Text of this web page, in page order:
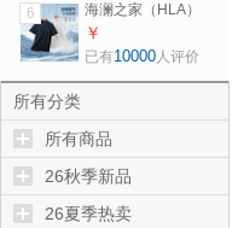
170/88A 推荐
125~136斤
6
海澜之家（HLA）
POLO衫男马年凉感
马上好运短袖男夏
2XL 185/100A 推荐
165~180斤
￥
已有10000人评价
所有分类
所有商品
26秋季新品
26夏季热卖